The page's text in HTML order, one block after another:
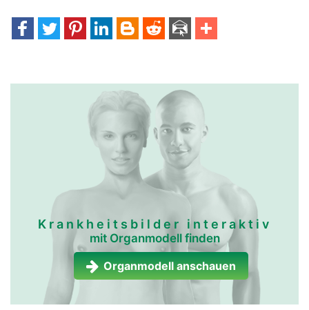
Krankheitsbilder interaktiv
mit Organmodell finden
Organmodell anschauen